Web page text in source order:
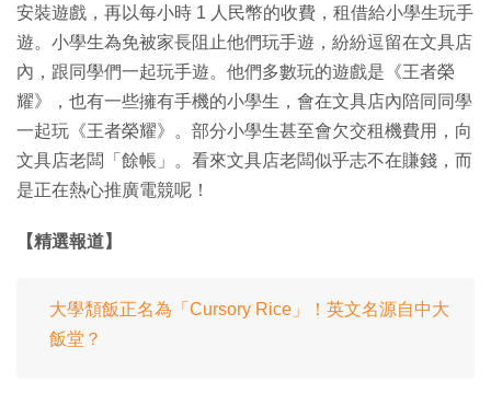
安裝遊戲，再以每小時 1 人民幣的收費，租借給小學生玩手
遊。小學生為免被家長阻止他們玩手遊，紛紛逗留在文具店
內，跟同學們一起玩手遊。他們多數玩的遊戲是《王者榮
耀》，也有一些擁有手機的小學生，會在文具店內陪同同學
一起玩《王者榮耀》。部分小學生甚至會欠交租機費用，向
文具店老闆「餘帳」。看來文具店老闆似乎志不在賺錢，而
是正在熱心推廣電競呢！
【精選報道】
大學頽飯正名為「Cursory Rice」！英文名源自中大
飯堂？